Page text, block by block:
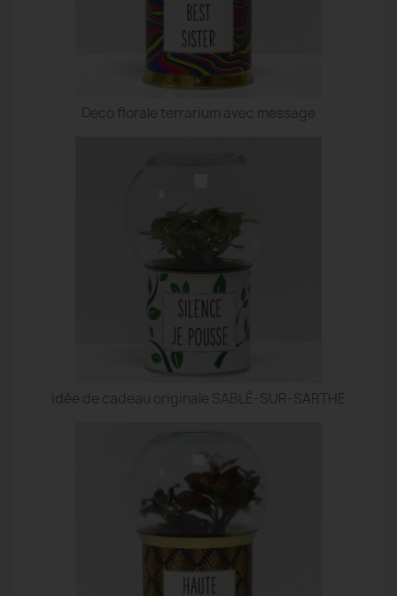
Deco florale terrarium avec message
idée de cadeau originale SABLÉ-SUR-SARTHE